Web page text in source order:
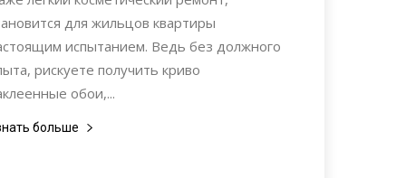
для жильцов квартиры
испытанием. Ведь без должного
рискуете получить криво
обои,...
больше